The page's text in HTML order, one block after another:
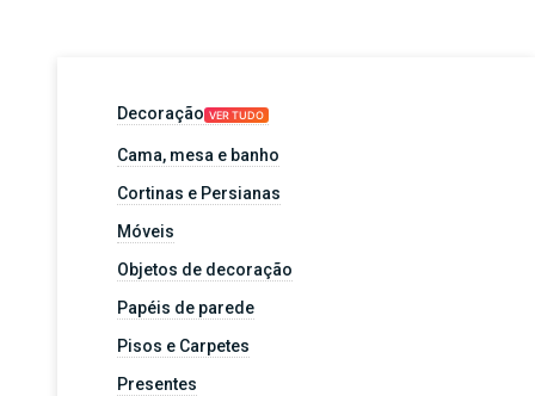
Decoração VER TUDO
Cama, mesa e banho
Cortinas e Persianas
Móveis
Objetos de decoração
Papéis de parede
Pisos e Carpetes
Presentes